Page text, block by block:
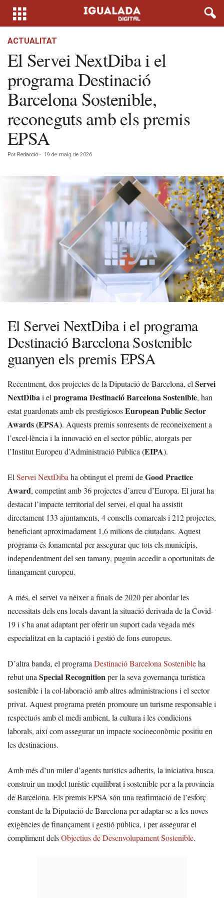
ACTUALITAT
El Servei NextDiba i el
programa Destinació
Barcelona Sostenible,
reconeguts amb els premis
EPSA
Por Redacció - 19 de maig de 2026
El Servei NextDiba i el programa
Destinació Barcelona Sostenible
guanyen els premis EPSA
Recentment, dos projectes de la Diputació de Barcelona, el Servei
NextDibai el programa Destinació Barcelona Sostenible, han
estat guardonats amb els prestigiososEuropean Public Sector
Awards (EPSA). Aquests premis sonresents de reconeixement a
l’excel·lència i la innovació en el sector públic, atorgats per
l’Institut Europeu d’Administració Pública (EIPA).
El Servei NextDiba ha obtingut el premi deGood Practice
Award, competint amb 36 projectes d’arreu d’Europa. El jurat ha
destacat l’impacte territorial del servei, el qual ha assistit
directament 133 ajuntaments, 4 consells comarcals i 212 projectes,
beneficiant aproximadament 1,6 milions de ciutadans. Aquest
programa és fonamental per assegurar que tots els municipis,
independentment del seu tamany, puguin accedir a oportunitats de
finançament europeu.
A més, el servei va néixer a finals de 2020 per abordar les
necessitats dels ens locals davant la situació derivada de la Covid-
19 i s’ha anat adaptant per oferir un suport cada vegada més
especialitzat en la captació i gestió de fons europeus.
D’altra banda, el programa Destinació Barcelona Sostenibleha
rebut una Special Recognitionper la seva governança turística
sostenible i la col·laboració amb altres administracions i el sector
privat. Aquest programa pretén promoure un turisme responsable i
respectuós amb el medi ambient, la cultura i les condicions
laborals, així com assegurar un impacte socioeconòmic positiu en
les destinacions.
Amb més d’un miler d’agents turístics adherits, la iniciativa busca
construir un model turístic equilibrat i sostenible per a la província
de Barcelona. Els premis EPSA són una reafirmació de l’esforç
constant de la Diputació de Barcelona per adaptar-se a les noves
exigències de finançament i gestió pública, i per assegurar el
compliment delsObjectius de Desenvolupament Sostenible.